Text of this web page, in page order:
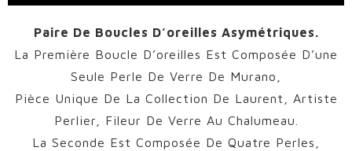
Paire De Boucles D’oreilles Asymétriques.
La Première Boucle D’oreilles Est Composée D’une
Seule Perle De Verre De Murano,
Pièce Unique De La Collection De Laurent, Artiste
Perlier, Fileur De Verre Au Chalumeau.
La Seconde Est Composée De Quatre Perles,